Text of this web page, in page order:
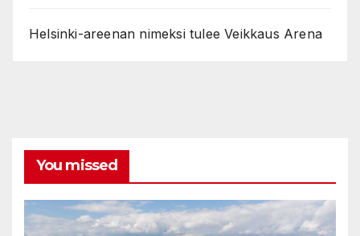
Helsinki-areenan nimeksi tulee Veikkaus Arena
You missed